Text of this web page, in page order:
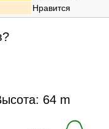
Нравится
64 m